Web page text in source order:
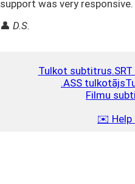
support was very
👤 D.S.
Tulkot subtitrus
.ASS tulkotājs
Filmu
✉️ Help